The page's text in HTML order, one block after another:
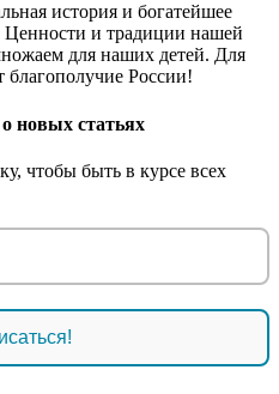
история и богатейшее
Ценности и традиции нашей
для наших детей. Для
благополучие России!
новых статьях
чтобы быть в курсе всех